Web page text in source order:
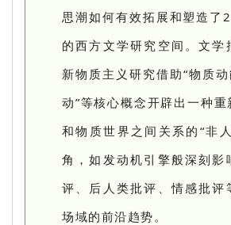
思潮如何有效拓展和塑造了
的西方文学研究空间。文学
新物质主义研究借助“物质动
动”等核心概念开辟出一种重
和物质世界之间关系的“非
角，如发动机引擎般深刻影
评、后人类批评、情感批评
场域的前沿趋势。